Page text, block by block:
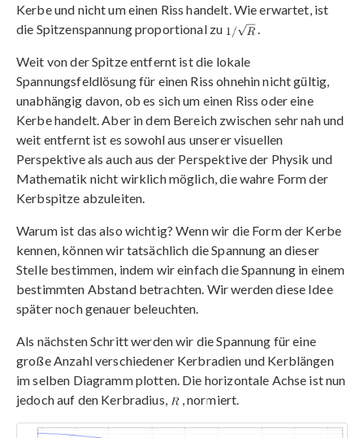
Kerbe und nicht um einen Riss handelt. Wie erwartet, ist
die Spitzenspannung proportional zu
.
Weit von der Spitze entfernt ist die lokale
Spannungsfeldlösung für einen Riss ohnehin nicht gültig,
unabhängig davon, ob es sich um einen Riss oder eine
Kerbe handelt. Aber in dem Bereich zwischen sehr nah und
weit entfernt ist es sowohl aus unserer visuellen
Perspektive als auch aus der Perspektive der Physik und
Mathematik nicht wirklich möglich, die wahre Form der
Kerbspitze abzuleiten.
Warum ist das also wichtig? Wenn wir die Form der Kerbe
kennen, können wir tatsächlich die Spannung an dieser
Stelle bestimmen, indem wir einfach die Spannung in einem
bestimmten Abstand betrachten. Wir werden diese Idee
später noch genauer beleuchten.
Als nächsten Schritt werden wir die Spannung für eine
große Anzahl verschiedener Kerbradien und Kerblängen
im selben Diagramm plotten. Die horizontale Achse ist nun
jedoch auf den Kerbradius,
, normiert.